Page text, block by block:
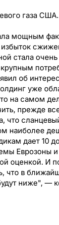
газа США.
мощным
стала очень
об
уже
на самом
прежде
что
наиболее
дает 10
Еврозоны
оценкой. И
что в
ниже", —